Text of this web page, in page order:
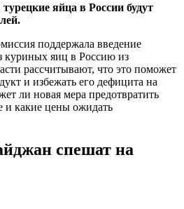
яйца в России будут
поддержала введение
куриных яиц в Россию из
рассчитывают, что это поможет
и избежать его дефицита на
ли новая мера предотвратить
и какие цены ожидать
спешат на